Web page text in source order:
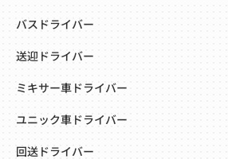
バスドライバー
送迎ドライバー
ミキサー車ドライバー
ユニック車ドライバー
回送ドライバー